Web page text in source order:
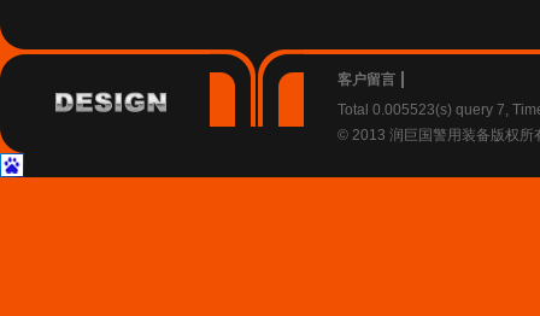
客户留言
Total 0.005523(s) query 7,
© 2013 润巨国警用装备版权所